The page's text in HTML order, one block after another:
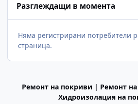
Разглеждащи в момента
Няма регистрирани потребители
страница.
Ремонт на покриви | Ремонт
Хидроизолация на